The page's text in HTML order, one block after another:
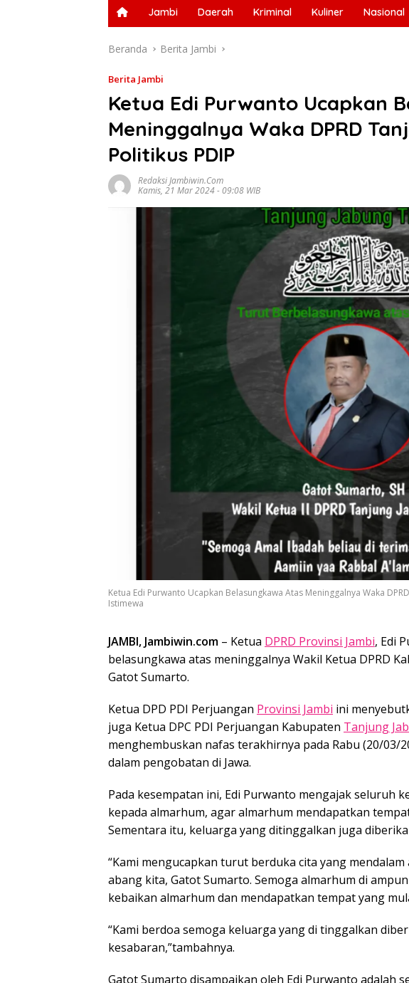
Jambi Daerah Kriminal Kuliner Nasional
Beranda Berita Jambi
Berita Jambi
Ketua Edi Purwanto Ucapkan
Meninggalnya Waka DPRD
Politikus PDIP
Redaksi Jambiwin.com
Kamis, 21 Mar 2024 - 09:08 WIB
Ketua Edi Purwanto Ucapkan Belasungkawa Atas Meninggalnya Waka
Istimewa
JAMBI, Jambiwin.com – Ketua DPRD Provinsi Jambi, Edi
belasungkawa atas meninggalnya Wakil Ketua DPRD
Gatot Sumarto.
Ketua DPD PDI Perjuangan Provinsi Jambi ini
juga Ketua DPC PDI Perjuangan Kabupaten Tanjung
menghembuskan nafas terakhirnya pada Rabu (20/03/
dalam pengobatan di Jawa.
Pada kesempatan ini, Edi Purwanto mengajak seluruh
kepada almarhum, agar almarhum mendapatkan
Sementara itu, keluarga yang ditinggalkan juga
“Kami mengucapkan turut berduka cita yang
abang kita, Gatot Sumarto. Semoga almarhum di
kebaikan almarhum dan mendapatkan tempat yang
“Kami berdoa semoga keluarga yang di tinggalkan
kesabaran,”tambahnya.
Gatot Sumarto disampaikan oleh Edi Purwanto adalah